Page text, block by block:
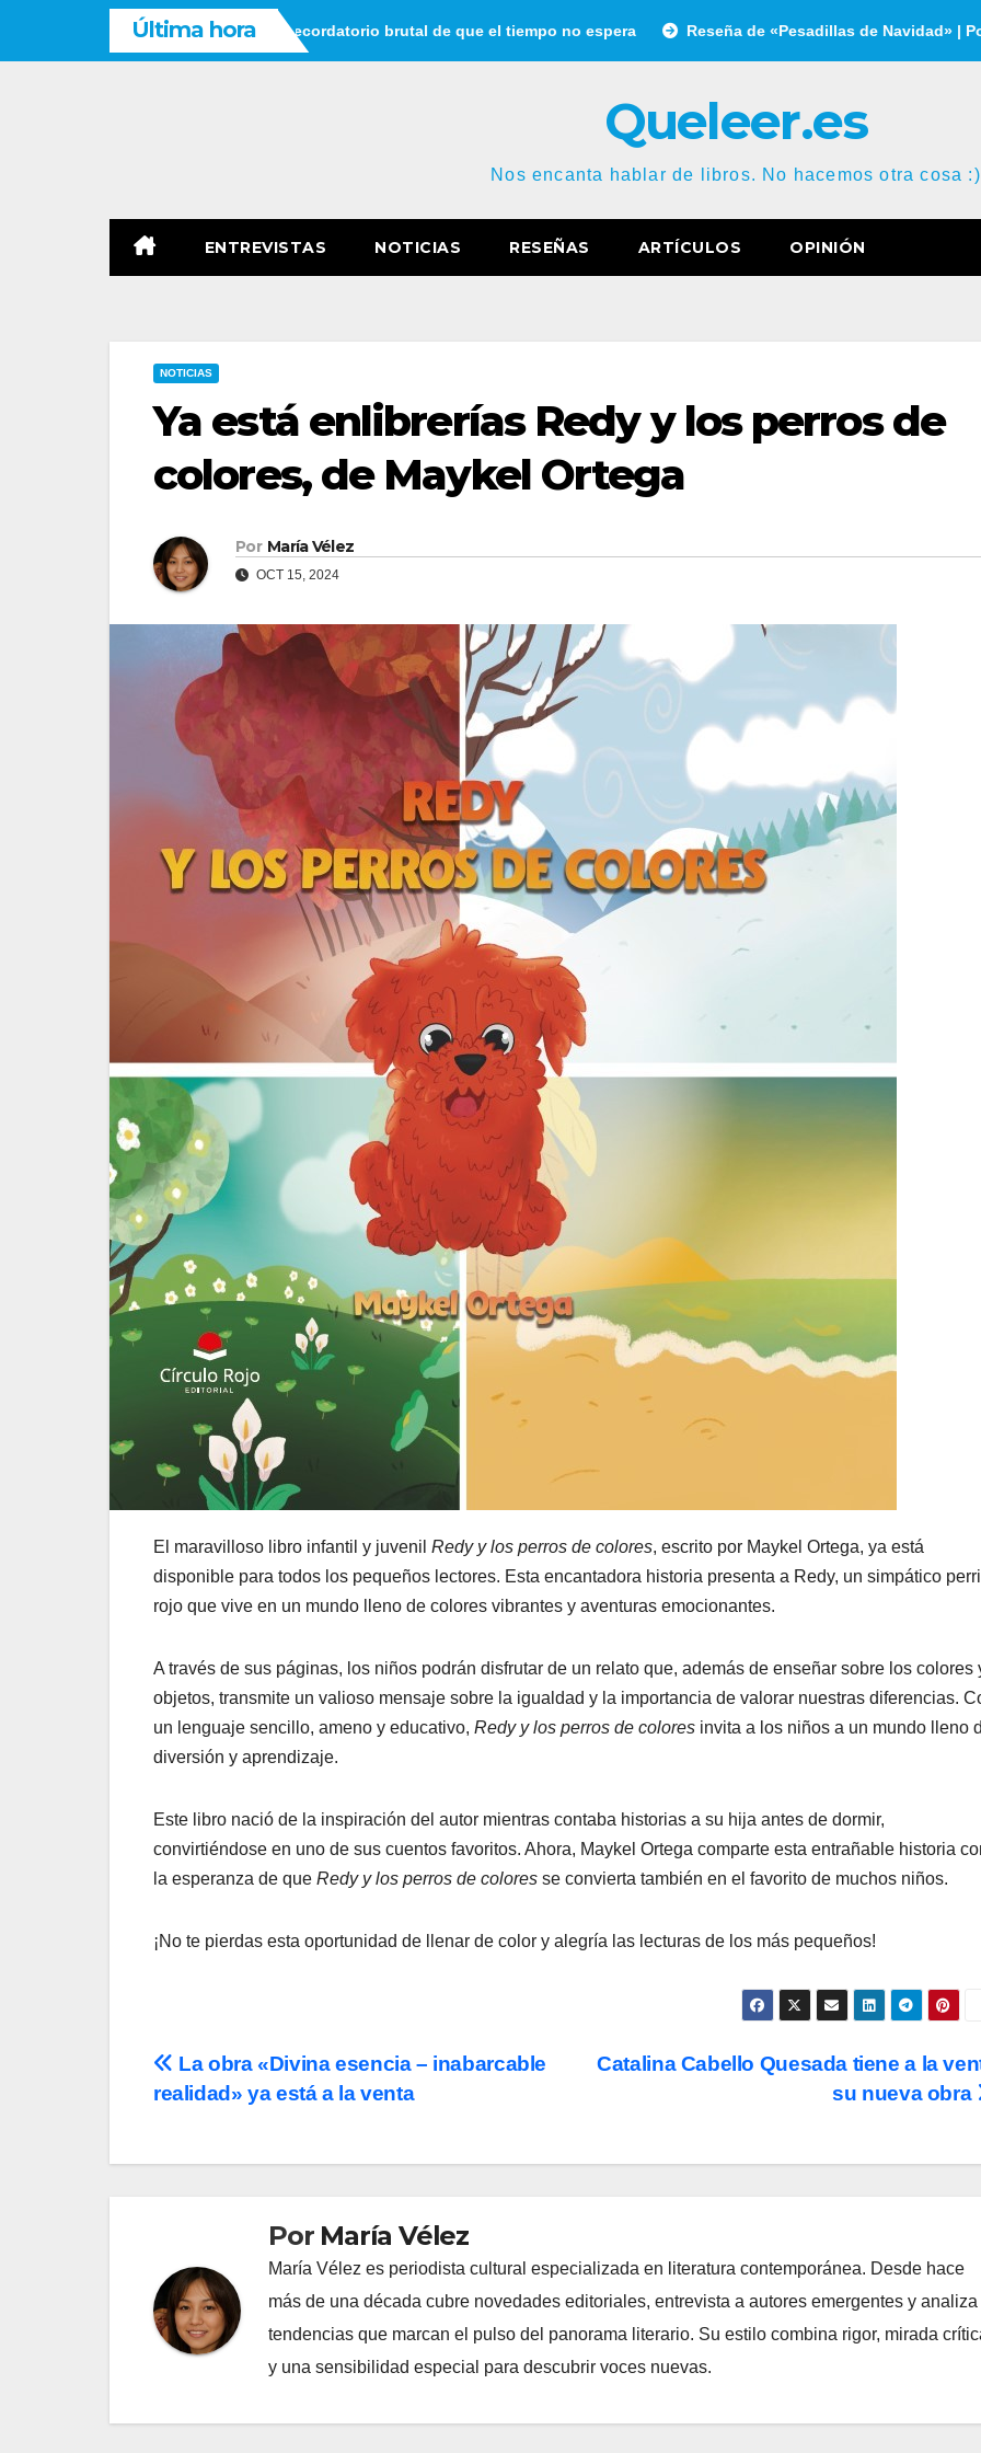
Última hora
que tienes tiempo: un recordatorio brutal de que el tiempo no espera Reseña de «Pesadillas de Navidad» | Por Gonzalo
Queleer.es
Nos encanta hablar de libros. No hacemos otra cosa :)
ENTREVISTAS NOTICIAS RESEÑAS ARTÍCULOS OPINIÓN
NOTICIAS
Ya está enlibrerías Redy y los perros de
colores, de Maykel Ortega
Por María Vélez
OCT 15, 2024
El maravilloso libro infantil y juvenil Redy y los perros de colores, escrito por Maykel Ortega, ya está
disponible para todos los pequeños lectores. Esta encantadora historia presenta a Redy, un simpático
rojo que vive en un mundo lleno de colores vibrantes y aventuras emocionantes.
A través de sus páginas, los niños podrán disfrutar de un relato que, además de enseñar sobre los colores
objetos, transmite un valioso mensaje sobre la igualdad y la importancia de valorar nuestras diferencias.
un lenguaje sencillo, ameno y educativo, Redy y los perros de colores invita a los niños a un mundo lleno
diversión y aprendizaje.
Este libro nació de la inspiración del autor mientras contaba historias a su hija antes de dormir,
convirtiéndose en uno de sus cuentos favoritos. Ahora, Maykel Ortega comparte esta entrañable historia
la esperanza de que Redy y los perros de colores se convierta también en el favorito de muchos niños.
¡No te pierdas esta oportunidad de llenar de color y alegría las lecturas de los más pequeños!
Navegación
entradas
Catalina Cabello Quesada tiene a la
su nueva obra
La obra «Divina esencia – inabarcable
realidad» ya está a la venta
Por María Vélez
María Vélez es periodista cultural especializada en literatura contemporánea. Desde hace
más de una década cubre novedades editoriales, entrevista a autores emergentes y analiza
tendencias que marcan el pulso del panorama literario. Su estilo combina rigor, mirada
y una sensibilidad especial para descubrir voces nuevas.